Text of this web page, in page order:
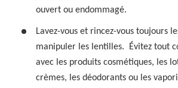
ouvert ou endommagé.
Lavez-vous et rincez-vous toujours
manipuler les lentilles. Évitez tout
avec les produits cosmétiques, les
crèmes, les déodorants ou les